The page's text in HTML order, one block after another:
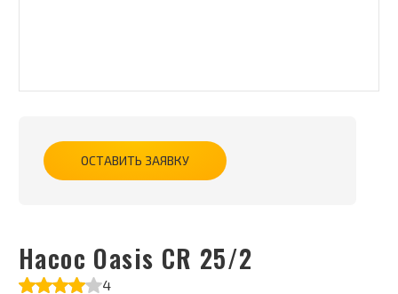
Насос Oasis CR 25/2
4
ОСТАВИТЬ ЗАЯВКУ